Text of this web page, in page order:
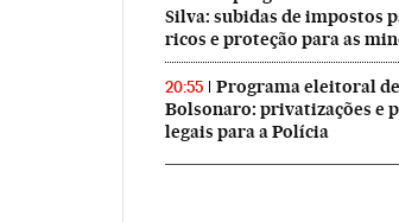
Silva: subidas de impostos
ricos e proteção para as
20:55
Programa eleitoral de
Bolsonaro: privatizações e
legais para a Polícia